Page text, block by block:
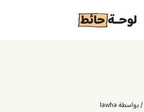
/ بواسطة lawha